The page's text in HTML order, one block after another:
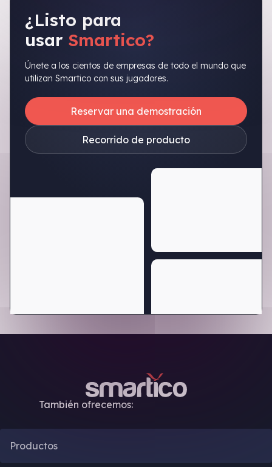
¿Listo para
usar Smartico?
Únete a los cientos de empresas de todo el mundo que
utilizan Smartico con sus jugadores.
Reservar una demostración
Recorrido de producto
También ofrecemos:
Productos